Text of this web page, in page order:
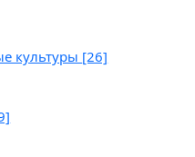
культуры [26]